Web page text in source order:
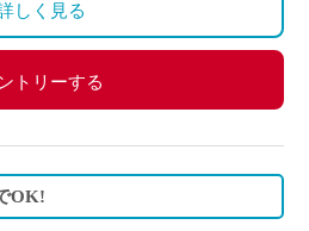
しく見る
トリーする
OK!